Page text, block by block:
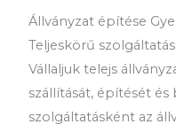
Állványzat építése
Teljeskörű
Vállaljuk telejs
szállítását, építését
szolgáltatásként az